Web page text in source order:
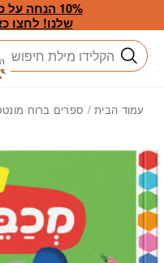
Skip to Content
10% הנחה
שלנו! לחצו
חיפוש
עמוד הבית/ ספרים ברוח